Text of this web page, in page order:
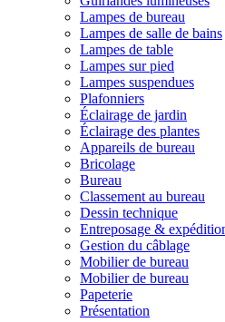
Lampes de bureau
Lampes de salle de bains
Lampes de table
Lampes sur pied
Lampes suspendues
Plafonniers
Éclairage de jardin
Éclairage des plantes
Appareils de bureau
Bricolage
Bureau
Classement au bureau
Dessin technique
Entreposage &
Gestion du câblage
Mobilier de bureau
Mobilier de bureau
Papeterie
Présentation